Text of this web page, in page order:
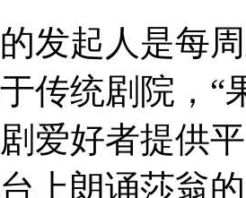
发起人是每
传统剧院，“
爱好者提供
上朗诵莎翁